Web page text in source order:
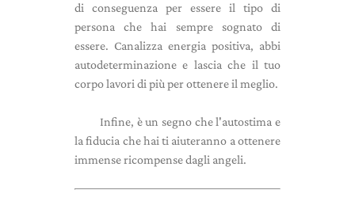
di conseguenza per essere il tipo di
persona che hai sempre sognato di
essere. Canalizza energia positiva, abbi
autodeterminazione e lascia che il tuo
corpo lavori di più per ottenere il meglio.
Infine, è un segno che l'autostima e
la fiducia che hai ti aiuteranno a ottenere
immense ricompense dagli angeli.